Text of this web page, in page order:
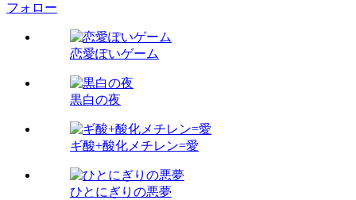
フォロー
恋愛ぽいゲーム
黒白の夜
ギ酸+酸化メチレン=愛
ひとにぎりの悪夢